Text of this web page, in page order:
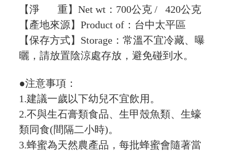
【淨 重】Net wt：700公克 / 420公克
【產地來源】Product of：台中太平區
【保存方式】Storage：常溫不宜冷藏、曝
曬，請放置陰涼處存放，避免碰到水。
●注意事項：
1.建議一歲以下幼兒不宜飲用。
2.不與生石膏類食品、生甲殼魚類、生蠔
類同食(間隔二小時)。
3.蜂蜜為天然農產品，每批蜂蜜會隨著當